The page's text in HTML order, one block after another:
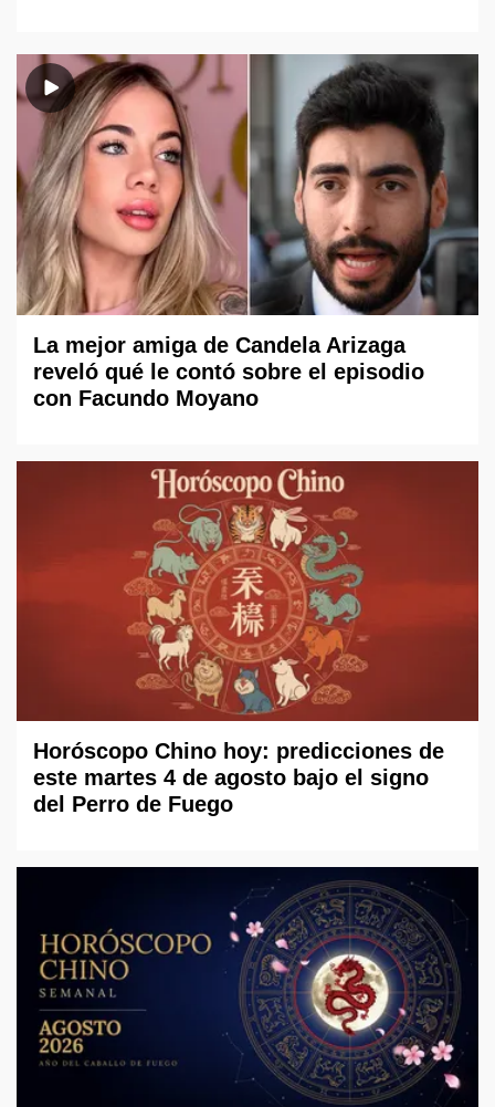
La mejor amiga de Candela Arizaga
reveló qué le contó sobre el episodio
con Facundo Moyano
Horóscopo Chino hoy: predicciones de
este martes 4 de agosto bajo el signo
del Perro de Fuego